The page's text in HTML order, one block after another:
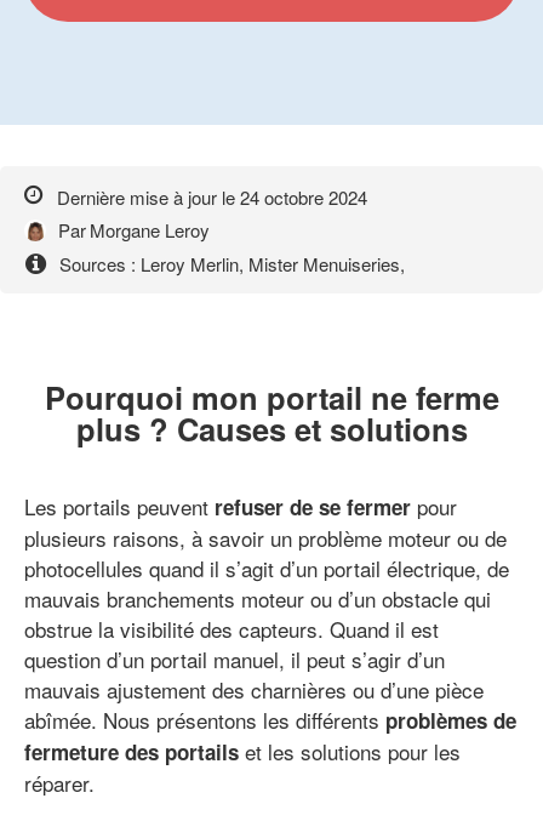
Dernière mise à jour le24 octobre 2024
ParMorgane Leroy
Sources : Leroy Merlin, Mister Menuiseries,
Pourquoi mon portail ne ferme
plus ? Causes et solutions
Les portails peuvent refuser de se fermer pour
plusieurs raisons, à savoir un problème moteur ou de
photocellules quand il s’agit d’un portail électrique, de
mauvais branchements moteur ou d’un obstacle qui
obstrue la visibilité des capteurs. Quand il est
question d’un portail manuel, il peut s’agir d’un
mauvais ajustement des charnières ou d’une pièce
abîmée. Nous présentons les différents problèmes de
fermeture des portails et les solutions pour les
réparer.